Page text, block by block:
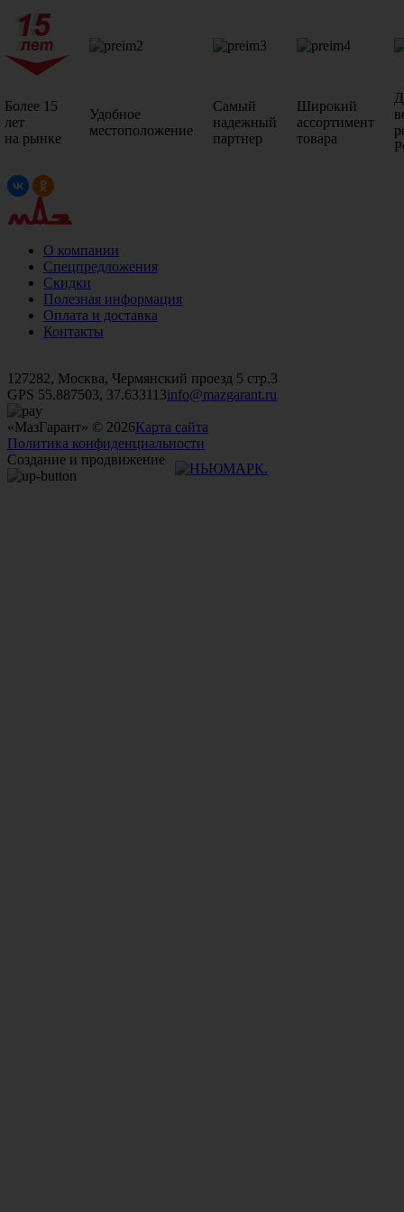
Более 15
лет
на рынке
Удобное
местоположение
Самый
надежный
партнер
Широкий
ассортимент
товара
О компании
Спецпредложения
Скидки
Полезная информация
Оплата и доставка
Контакты
127282, Москва, Чермянский проезд 5 стр.3
GPS 55.887503, 37.633113info@mazgarant.ru
«МазГарант» © 2026Карта сайта
Политика конфиденциальности
Создание и продвижение